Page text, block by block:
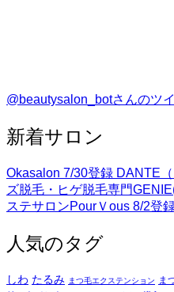
@beautysalon_botさんのツ
新着サロン
Okasalon 7/30登録 DANTE
ズ脱毛・ヒゲ脱毛専門
ステサロンPourＶous 8/2登
人気のタグ
しわ たるみ まつ毛エクステンション ま